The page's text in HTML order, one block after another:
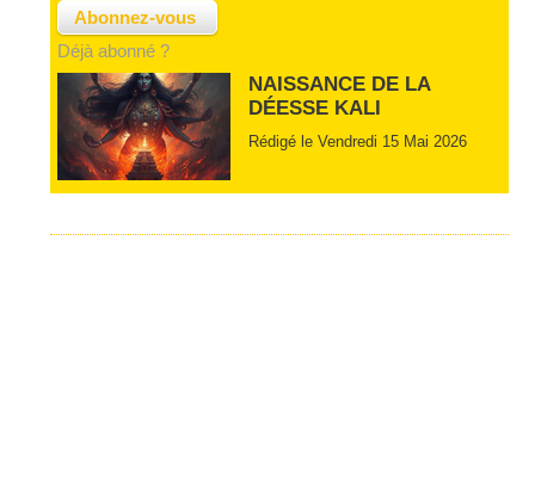
Déjà abonné ?
NAISSANCE DE LA
DÉESSE KALI
Rédigé le Vendredi 15 Mai 2026